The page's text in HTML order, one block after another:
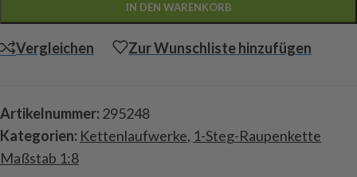
IN DEN WARENKORB
Vergleichen Zur Wunschliste hinzufügen
Artikelnummer: 295248
Kategorien: Kettenlaufwerke, 1-Steg-Raupenkette
Maßstab 1:8